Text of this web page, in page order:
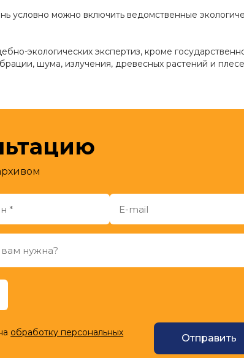
условно можно включить ведомственные
экологических экспертиз, кроме
шума, излучения, древесных растений и
обработку персональных
Отправить